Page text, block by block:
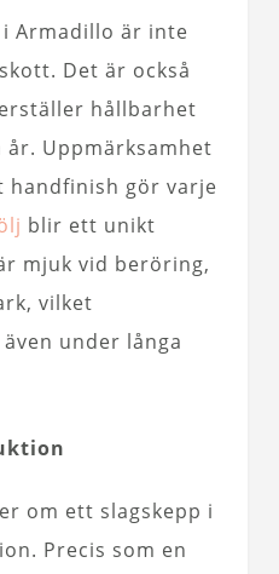
Armadillo är inte
Det är också
hållbarhet
Uppmärksamhet
handfinish gör varje
blir ett unikt
mjuk vid beröring,
vilket
under långa
om ett slagskepp i
Precis som en